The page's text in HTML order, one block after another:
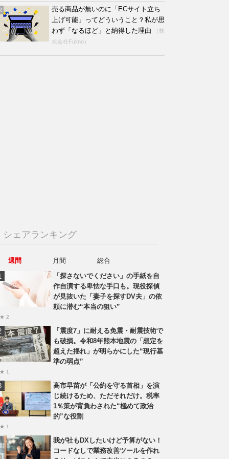
売る商品が無いのに「ECサイト立ち
上げ可能」ってどういうこと？私が思
わず「なるほど」と納得した理由
（株
式会社Fulmo）
シェアランキング
週間 月間
総合
「探さないでください」の手紙を自
作自演する卑怯な手口も。現役探偵
が見抜いた「妻子を探すDV夫」の依
頼に潜む“本当の狙い”
★ 2
「震度7」に耐える免震・耐震技術で
も破損。令和8年熊本地震の「想定を
超えた揺れ」が明らかにした“現行基
準の弱点”
★ 1
高市早苗が「公約を守る首相」を演
じ続けるため、ただそれだけ。税率
1％策が背負わされた“極めて政治
的”な役割
★ 1
我が社もDXしたいけど予算がない！
コードなしで業務改善ツールを作れ